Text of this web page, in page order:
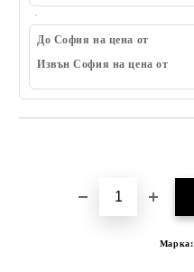
До София на цена от
Извън София на цена от
Марка: